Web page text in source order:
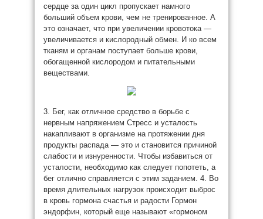
сердце за один цикл пропускает намного
больший объем крови, чем не тренированное. А
это означает, что при увеличении кровотока —
увеличивается и кислородный обмен. И ко всем
тканям и органам поступает больше крови,
обогащенной кислородом и питательными
веществами.
3. Бег, как отличное средство в борьбе с
нервным напряжением Стресс и усталость
накапливают в организме на протяжении дня
продукты распада — это и становится причиной
слабости и изнуренности. Чтобы избавиться от
усталости, необходимо как следует попотеть, а
бег отлично справляется с этим заданием. 4. Во
время длительных нагрузок происходит выброс
в кровь гормона счастья и радости Гормон
эндорфин, который еще называют «гормоном